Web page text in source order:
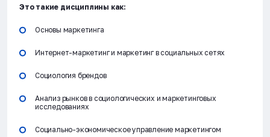
Это такие дисциплины как:
Основы маркетинга
Интернет-маркетинг и маркетинг в социальных сетях
Социология брендов
Анализ рынков в социологических и маркетинговых
исследованиях
Социально-экономическое управление маркетингом